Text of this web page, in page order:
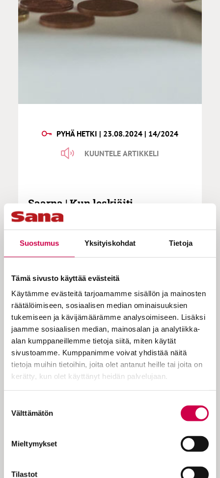
Suostumus Yksityiskohdat Tietoja
Tämä sivusto käyttää evästeitä
Käytämme evästeitä tarjoamamme sisällön ja mainosten
räätälöimiseen, sosiaalisen median ominaisuuksien
tukemiseen ja kävijämäärämme analysoimiseen. Lisäksi
jaamme sosiaalisen median, mainosalan ja analytiikka-
alan kumppaneillemme tietoja siitä, miten käytät
sivustoamme. Kumppanimme voivat yhdistää näitä
tietoja muihin tietoihin, joita olet antanut heille tai joita on
kerätty, kun olet käyttänyt heidän palvelujaan.
valinta
Välttämätön
Mieltymykset
Tilastot
PYHÄ HETKI | 23.08.2024 | 14/2024
KUUNTELE ARTIKKELI
Saarna | Kun leskiäiti
Hämeenkyrössä säästi
vähästään
joka säästi rahaa tyttären
koulunkäymiseen. Siihen kätkeytyi
siunaus, kirjoittaa Kalle Virta.
Teemanamme on tänään Lähimmäinen.
Jeesuksen kyvyssä rakastaa lähimmäistä
niin kuin itseä ilmeni Jumalan rakkaus,
Kristukseen saamme voiman rakastaa